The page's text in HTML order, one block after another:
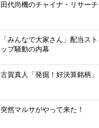
田代尚機のチャイナ・リサーチ
「みんなで大家さん」配当スト
ップ騒動の内幕
古賀真人「発掘！好決算銘柄」
突然マルサがやって来た！